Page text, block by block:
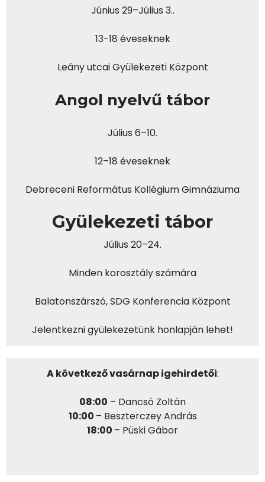
Június 29–Július 3..
13-18 éveseknek
Leány utcai Gyülekezeti Központ
Angol nyelvű tábor
Július 6–10.
12–18 éveseknek
Debreceni Református Kollégium Gimnáziuma
Gyülekezeti tábor
Július 20–24.
Minden korosztály számára
Balatonszárszó, SDG Konferencia Központ
Jelentkezni gyülekezetünk honlapján lehet!
A következő vasárnap igehirdetői:
08:00 – Dancsó Zoltán
10:00 – Beszterczey András
18:00 – Püski Gábor